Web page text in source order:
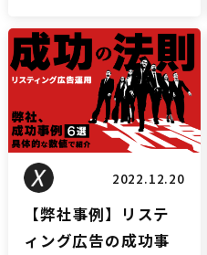
リスティングブログ
2022.12.20
【弊社事例】リステ
ィング広告の成功事